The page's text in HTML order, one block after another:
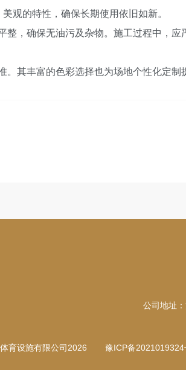
观的特性，确保长期使用依旧如新。
，确保无油污及杂物。施工过程中，
其丰富的色彩选择也为场地个性化定制
公司地址
育设施有限公司2026 豫ICP备2021019324